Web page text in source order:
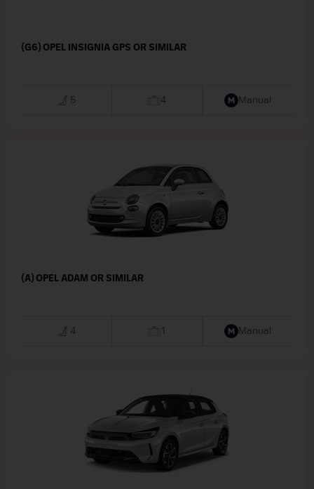
(G6) OPEL INSIGNIA GPS OR SIMILAR
5 4 Manual
(A) OPEL ADAM OR SIMILAR
4 1 Manual